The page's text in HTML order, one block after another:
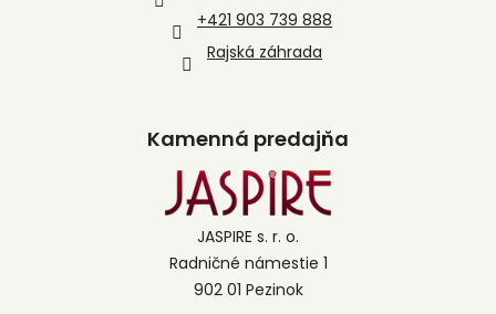
+421 903 739 888
Rajská záhrada
Kamenná predajňa
JASPIRE s. r. o.
Radničné námestie 1
902 01 Pezinok